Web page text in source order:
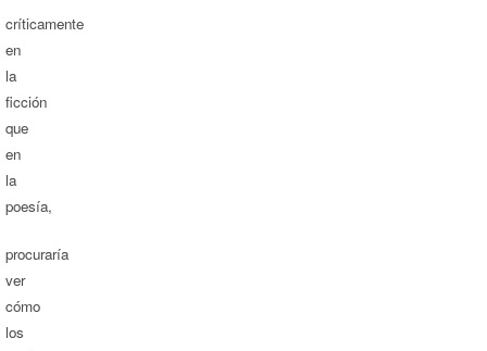
críticamente
en
la
ficción
que
en
la
poesía,
procuraría
ver
cómo
los